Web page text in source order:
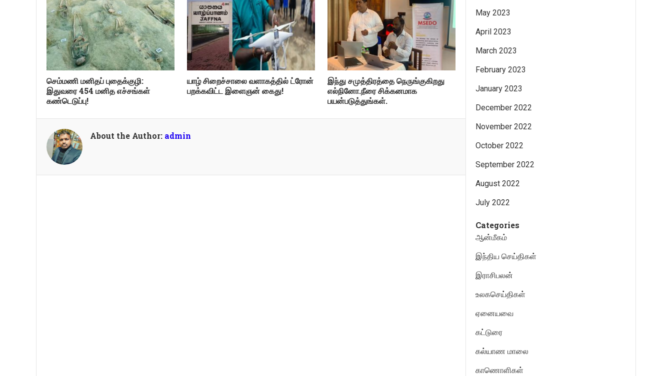
செம்மணி மனிதப் புதைக்குழி:
இதுவரை 454 மனித எச்சங்கள்
கண்டெடுப்பு!
யாழ் சிறைச்சாலை வளாகத்தில் ட்ரோன்
பறக்கவிட்ட இளைஞன் கைது!
இந்து சமுத்திரத்தை நெருங்குகிறது
எல்நினோ.நீரை சிக்கனமாக
பயன்படுத்துங்கள்.
About the Author: admin
May 2023
April 2023
March 2023
February 2023
January 2023
December 2022
November 2022
October 2022
September 2022
August 2022
July 2022
Categories
ஆன்மீகம்
இந்திய செய்திகள்
இராசிபலன்
உலகசெய்திகள்
ஏனையவை
கட்டுரை
கல்யாண மாலை
காணொளிகள்